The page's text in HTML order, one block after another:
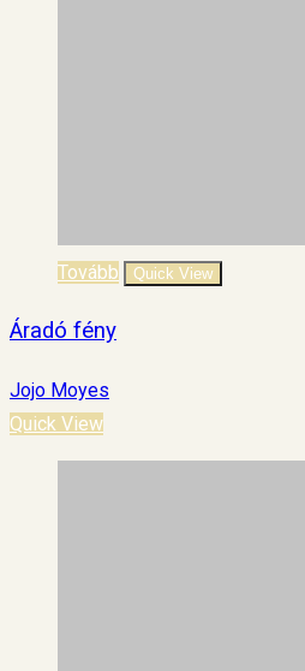
Tovább Quick View
Áradó fény
Jojo Moyes
Quick View